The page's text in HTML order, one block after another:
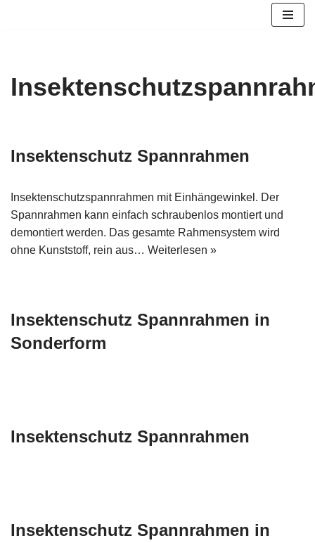
Insektenschutz Spannrahmen
Insektenschutzspannrahmen mit Einhängewinkel. Der
Spannrahmen kann einfach schraubenlos montiert und
demontiert werden. Das gesamte Rahmensystem wird
ohne Kunststoff, rein aus… Weiterlesen »
Insektenschutz Spannrahmen in
Sonderform
Insektenschutz Spannrahmen
Insektenschutz Spannrahmen in